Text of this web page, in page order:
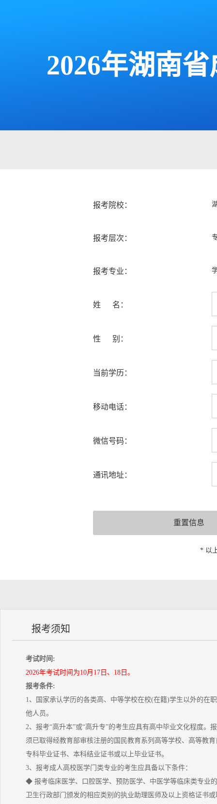
2026年湖南
报考院校：
报考层次：
报考专业：
姓 名：
性 别：
当前学历：
移动电话：
微信号码：
通讯地址：
* 以
报考须知
考试时间:
2026年考试时间为10月17日、18日。
报考条件:
1、国家承认学历的各类高、中等学校在校(在籍)学生以外的在
他人员。
2、报考“高升本”或“高升专”的考生应具有高中毕业文化程度。
须已取得经教育部审核注册的国民教育系列高等学校、高等教
专科毕业证书、本科结业证书或以上毕业证书。
3、报考成人高校医学门类专业的考生应具备以下条件：
◆ 报考临床医学、口腔医学、预防医学、中医学等临床类专业
卫生行政部门颁发的相应类别的执业助理医师及以上资格证书